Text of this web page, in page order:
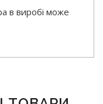
в виробі може